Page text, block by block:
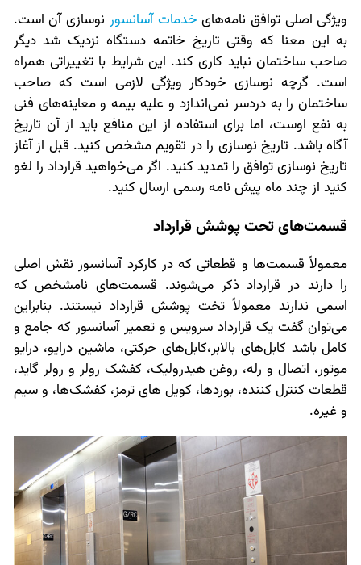
ویژگی اصلی توافق نامه‌های خدمات آسانسور نوسازی آن است.
به این معنا که وقتی تاریخ خاتمه دستگاه نزدیک شد دیگر
صاحب ساختمان نباید کاری کند. این شرایط با تغییراتی همراه
است. گرچه نوسازی خودکار ویژگی لازمی است که صاحب
ساختمان را به دردسر نمی‌اندازد و علیه بیمه و معاینه‌های فنی
به نفع اوست، اما برای استفاده از این منافع باید از آن تاریخ
آگاه باشد. تاریخ نوسازی را در تقویم مشخص کنید. قبل از آغاز
تاریخ نوسازی توافق را تمدید کنید. اگر می‌خواهید قرارداد را لغو
کنید از چند ماه پیش نامه رسمی ارسال کنید.
قسمت‌های تحت پوشش قرارداد
معمولاً قسمت‌ها و قطعاتی که در کارکرد آسانسور نقش اصلی
را دارند در قرارداد ذکر می‌شوند. قسمت‌های نامشخص که
اسمی ندارند معمولاً تخت پوشش قرارداد نیستند. بنابراین
می‌توان گفت یک قرارداد سرویس و تعمیر آسانسور که جامع و
کامل باشد کابل‌های بالابر،کابل‌های حرکتی، ماشین درایو، درایو
موتور، اتصال و رله، روغن هیدرولیک، کفشک رولر و رولر گاید،
قطعات کنترل کننده، بوردها، کویل های ترمز، کفشک‌ها، و سیم
و غیره.